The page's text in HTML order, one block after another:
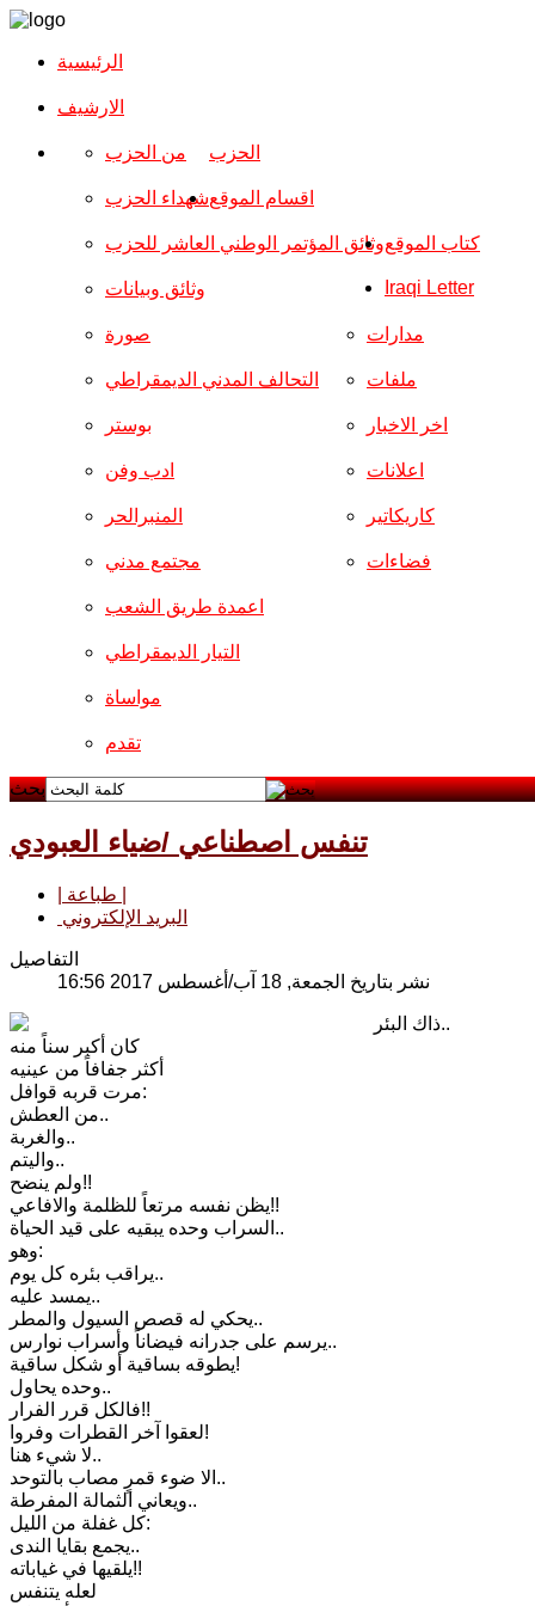
الرئيسية
الارشیف
الحزب من الحزب
شهداء الحزب
وثائق المؤتمر الوطني العاشر للحزب
وثائق وبيانات
اقسام الموقع
صورة
التحالف المدني الديمقراطي
بوستر
ادب وفن
المنبرالحر
مجتمع مدني
مدارات
ملفات
اخر الاخبار
اعلانات
كاريكاتير
فضاءات
اعمدة طريق الشعب
التيار الديمقراطي
مواساة
تقدم
كتاب الموقع
Iraqi Letter
بحث
تنفس اصطناعي /ضياء العبودي
البريد الإلكتروني
التفاصيل
نشر بتاريخ الجمعة, 18 آب/أغسطس 2017 16:56
ذاك البئر..
كان أكبر سناً منه
أكثر جفافاً من عينيه
مرت قربه قوافل:
من العطش..
والغربة..
واليتم..
ولم ينضح!!
يظن نفسه مرتعاً للظلمة والافاعي!!
السراب وحده يبقيه على قيد الحياة..
وهو:
يراقب بئره كل يوم..
يمسد عليه..
يحكي له قصص السيول والمطر..
يرسم على جدرانه فيضاناً وأسراب نوارس..
يطوقه بساقية أو شكل ساقية!
وحده يحاول..
فالكل قرر الفرار!!
لعقوا آخر القطرات وفروا!
لا شيء هنا..
الا ضوء قمرٍ مصاب بالتوحد..
ويعاني الثمالة المفرطة..
كل غفلة من الليل:
يجمع بقايا الندى..
يلقيها في غياباته!!
لعله يتنفس